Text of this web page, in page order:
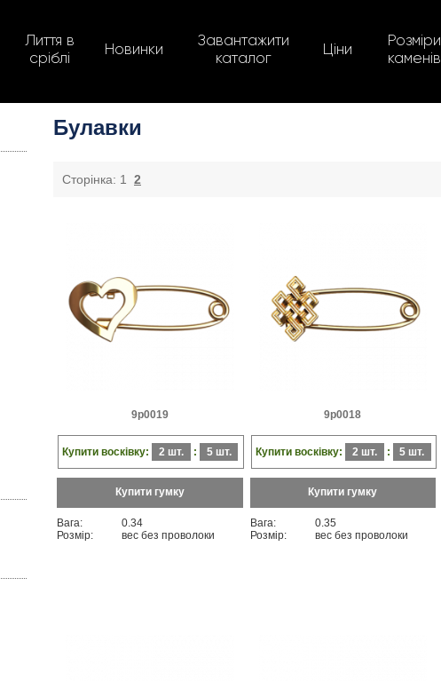
Лиття в
сріблі
Новинки
Завантажити
каталог
Ціни
Розміри
каменів
Булавки
Сторінка: 1 2
9p0019
Купити восківку: 2 шт. : 5 шт.
Купити гумку
Вага:
0.34
Розмір:
вес без проволоки
9p0018
Купити восківку: 2 шт. : 5 шт.
Купити гумку
Вага:
0.35
Розмір:
вес без проволоки